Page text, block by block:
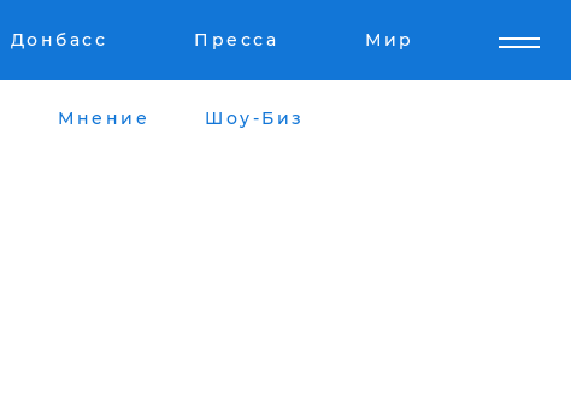
Донбасс Пресса Мир
Мнение Шоу-Биз